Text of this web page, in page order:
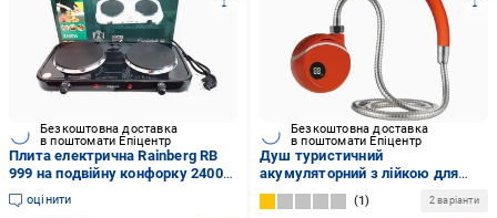
Безкоштовна доставка
в поштомати Епіцентр
Плита електрична Rainberg RB
999 на подвійну конфорку 2400
Вт
оцінити
Безкоштовна доставка
в поштомати Епіцентр
Душ туристичний
акумуляторний з лійкою для
гігієнічного душу 2200 mAh
(Jam6557)
1 2 варіанти